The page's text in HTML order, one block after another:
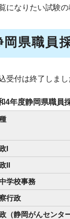
になりたい試験の
岡県職員
受付は終了しまし
4年度静岡県職員
I
II
学校事務
行政
（静岡がんセンタ